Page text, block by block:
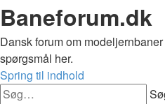
Baneforum.dk
Dansk forum om
spørgsmål her.
Spring til indhold